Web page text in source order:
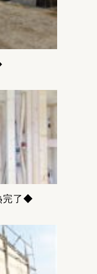
完了◆